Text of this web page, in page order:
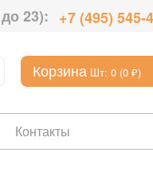
23): +7 (495) 545-
Корзина Шт: 0 (0 ₽)
Контакты